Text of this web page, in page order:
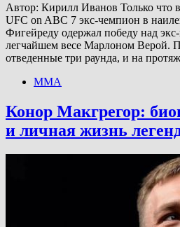
Автор: Кирилл Иванов Только что
UFC on ABC 7 экс-чемпион в
Фигейреду одержал победу над
легчайшем весе Марлоном Верой.
отведенные три раунда, и на
ММА
Конор Макгрегор:
и личная жизнь